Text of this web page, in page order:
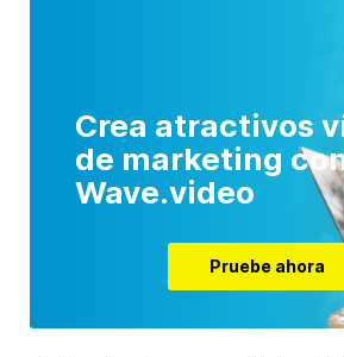
Crea atractivos
de marketing
Wave.video
Pruebe ahora